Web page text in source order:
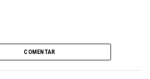
COMENTAR